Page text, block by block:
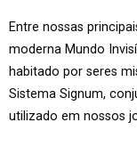
Entre nossas
moderna Mundo
habitado por seres
Sistema Signum,
utilizado em nossos